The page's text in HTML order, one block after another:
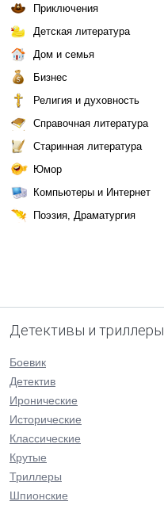
Приключения
Детская литература
Дом и семья
Бизнес
Религия и духовность
Справочная литература
Старинная литература
Юмор
Компьютеры и Интернет
Поэзия, Драматургия
Детективы и триллеры
Боевик
Детектив
Иронические
Исторические
Классические
Крутые
Триллеры
Шпионские